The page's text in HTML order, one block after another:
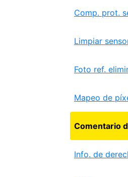
Comp. prot.
Limpiar
Foto ref.
Mapeo de
Comentario
Info. de